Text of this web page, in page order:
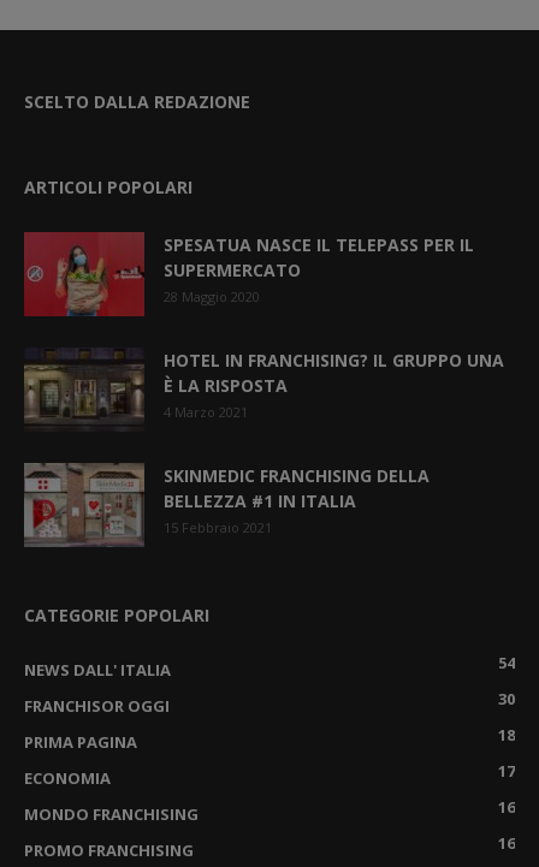
SCELTO DALLA REDAZIONE
ARTICOLI POPOLARI
SPESATUA NASCE IL TELEPASS PER IL
SUPERMERCATO
28 Maggio 2020
HOTEL IN FRANCHISING? IL GRUPPO UNA
È LA RISPOSTA
4 Marzo 2021
SKINMEDIC FRANCHISING DELLA
BELLEZZA #1 IN ITALIA
15 Febbraio 2021
CATEGORIE POPOLARI
NEWS DALL' ITALIA
54
FRANCHISOR OGGI
30
PRIMA PAGINA
18
ECONOMIA
17
MONDO FRANCHISING
16
PROMO FRANCHISING
16